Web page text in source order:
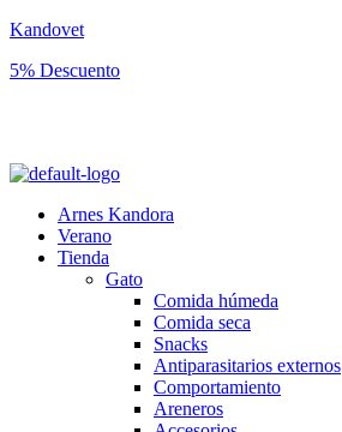
Kandovet
5% Descuento
Arnes Kandora
Verano
Tienda
Gato
Comida húmeda
Comida seca
Snacks
Antiparasitarios externos
Comportamiento
Areneros